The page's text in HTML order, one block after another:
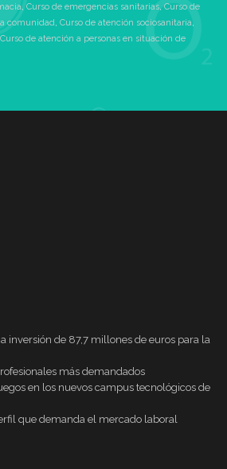
,Curso de emergencias sanitarias,Curso de
comunidad, Curso de atención sociosanitaria,
Curso de atención a personas en situación de
inversión de 87,7 millones de euros para la
más demandados
en los nuevos campus tecnológicos de
que demanda el mercado laboral